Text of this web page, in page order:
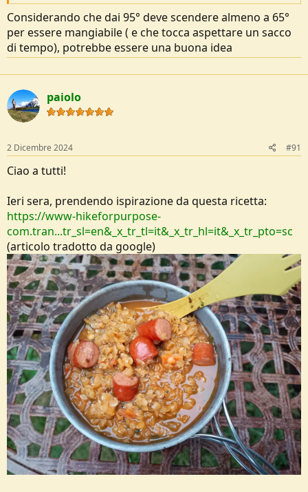
Considerando che dai 95° deve scendere almeno a 65°
per essere mangiabile ( e che tocca aspettare un sacco
di tempo), potrebbe essere una buona idea
paiolo
2 Dicembre 2024 #91
Ciao a tutti!
Ieri sera, prendendo ispirazione da questa ricetta:
https://www-hikeforpurpose-
com.tran...tr_sl=en&_x_tr_tl=it&_x_tr_hl=it&_x_tr_pto=sc
(articolo tradotto da google)